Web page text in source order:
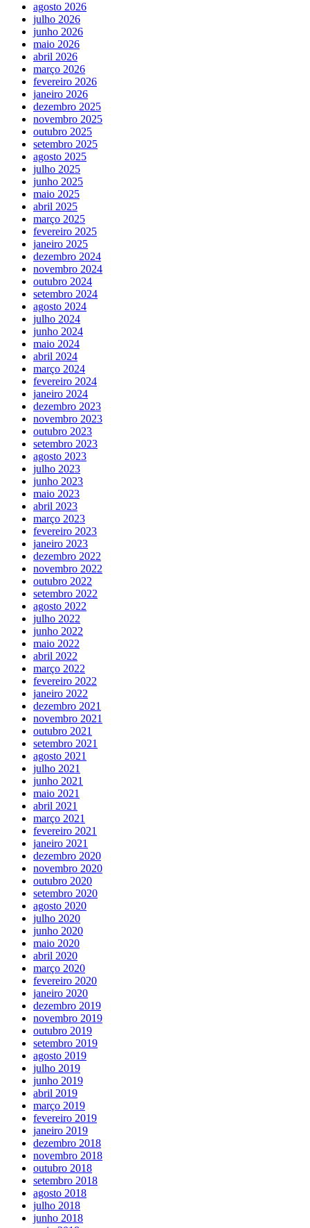
agosto 2026
julho 2026
junho 2026
maio 2026
abril 2026
março 2026
fevereiro 2026
janeiro 2026
dezembro 2025
novembro 2025
outubro 2025
setembro 2025
agosto 2025
julho 2025
junho 2025
maio 2025
abril 2025
março 2025
fevereiro 2025
janeiro 2025
dezembro 2024
novembro 2024
outubro 2024
setembro 2024
agosto 2024
julho 2024
junho 2024
maio 2024
abril 2024
março 2024
fevereiro 2024
janeiro 2024
dezembro 2023
novembro 2023
outubro 2023
setembro 2023
agosto 2023
julho 2023
junho 2023
maio 2023
abril 2023
março 2023
fevereiro 2023
janeiro 2023
dezembro 2022
novembro 2022
outubro 2022
setembro 2022
agosto 2022
julho 2022
junho 2022
maio 2022
abril 2022
março 2022
fevereiro 2022
janeiro 2022
dezembro 2021
novembro 2021
outubro 2021
setembro 2021
agosto 2021
julho 2021
junho 2021
maio 2021
abril 2021
março 2021
fevereiro 2021
janeiro 2021
dezembro 2020
novembro 2020
outubro 2020
setembro 2020
agosto 2020
julho 2020
junho 2020
maio 2020
abril 2020
março 2020
fevereiro 2020
janeiro 2020
dezembro 2019
novembro 2019
outubro 2019
setembro 2019
agosto 2019
julho 2019
junho 2019
abril 2019
março 2019
fevereiro 2019
janeiro 2019
dezembro 2018
novembro 2018
outubro 2018
setembro 2018
agosto 2018
julho 2018
junho 2018